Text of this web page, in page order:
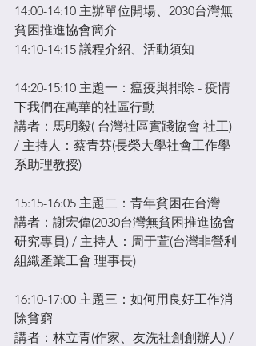
14:00-14:10 主辦單位開場、2030台灣無
貧困推進協會簡介
14:10-14:15 議程介紹、活動須知
14:20-15:10 主題一：瘟疫與排除 - 疫情
下我們在萬華的社區行動
講者：馬明毅( 台灣社區實踐協會 社工)
/ 主持人：蔡青芬(長榮大學社會工作學
系助理教授)
15:15-16:05 主題二：青年貧困在台灣 ​
講者：謝宏偉(2030台灣無貧困推進協會
研究專員) / 主持人：周于萱(台灣非營利
組織產業工會 理事長)
16:10-17:00 主題三：如何用良好工作消
除貧窮
講者：林立青(作家、友洗社創創辦人) /